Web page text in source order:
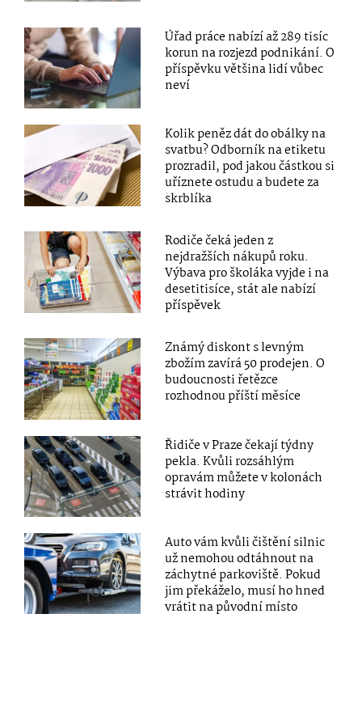
Úřad práce nabízí až 289 tisíc
korun na rozjezd podnikání. O
příspěvku většina lidí vůbec
neví
Kolik peněz dát do obálky na
svatbu? Odborník na etiketu
prozradil, pod jakou částkou si
uříznete ostudu a budete za
skrblíka
Rodiče čeká jeden z
nejdražších nákupů roku.
Výbava pro školáka vyjde i na
desetitisíce, stát ale nabízí
příspěvek
Známý diskont s levným
zbožím zavírá 50 prodejen. O
budoucnosti řetězce
rozhodnou příští měsíce
Řidiče v Praze čekají týdny
pekla. Kvůli rozsáhlým
opravám můžete v kolonách
strávit hodiny
Auto vám kvůli čištění silnic
už nemohou odtáhnout na
záchytné parkoviště. Pokud
jim překáželo, musí ho hned
vrátit na původní místo